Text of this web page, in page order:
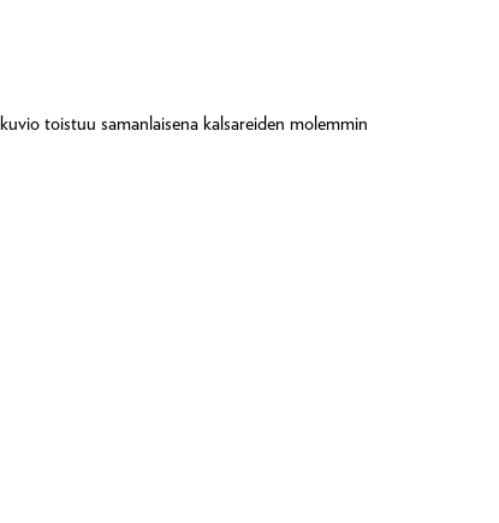
toistuu samanlaisena kalsareiden molemmin